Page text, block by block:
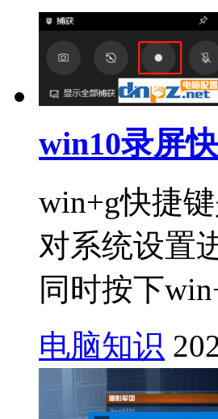
win10录屏
win+g快捷
对系统设置
同时按下
电脑知识